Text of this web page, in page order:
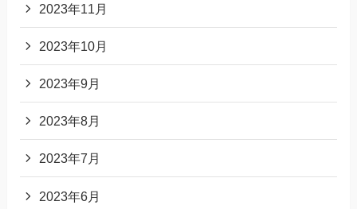
2023年11月
2023年10月
2023年9月
2023年8月
2023年7月
2023年6月